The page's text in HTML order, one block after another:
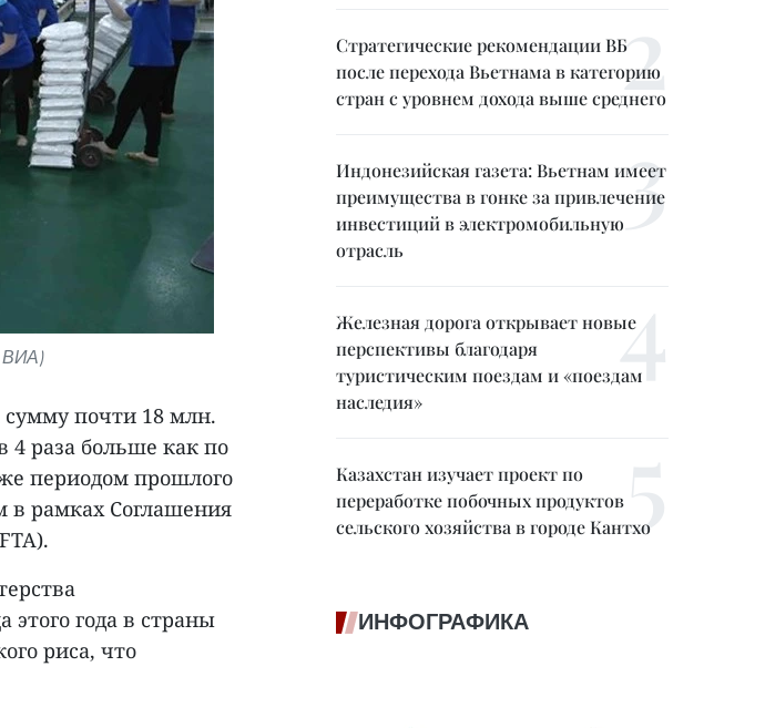
ВИА)
сумму почти 18 млн.
4 раза больше как по
периодом прошлого
в рамках Соглашения
года в страны
риса, что
Стратегические рекомендации ВБ
после перехода Вьетнама в категорию
стран с уровнем дохода выше среднего
Индонезийская газета: Вьетнам имеет
преимущества в гонке за привлечение
инвестиций в электромобильную
отрасль
Железная дорога открывает новые
перспективы благодаря
туристическим поездам и «поездам
наследия»
Казахстан изучает проект по
переработке побочных продуктов
сельского хозяйства в городе Кантхо
ИНФОГРАФИКА